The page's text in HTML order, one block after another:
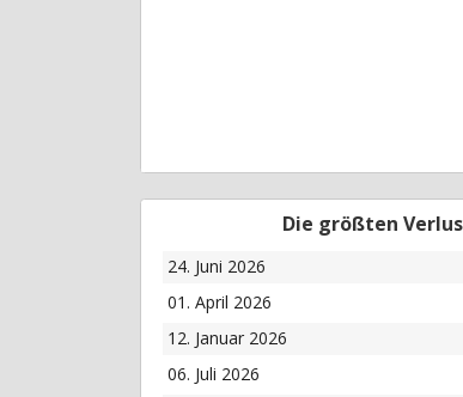
Die größten
24. Juni 2026
01. April 2026
12. Januar 2026
06. Juli 2026